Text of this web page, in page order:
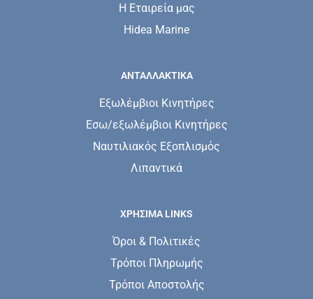
Η Εταιρεία μας
Hidea Marine
ΑΝΤΑΛΛΑΚΤΙΚΑ
Εξωλέμβιοι Κινητήρες
Εσω/εξωλέμβιοι Κινητήρες
Ναυτιλιακός Εξοπλισμός
Λιπαντικά
ΧΡΗΣΙΜΑ LINKS
Όροι & Πολιτικές
Τρόποι Πληρωμής
Τρόποι Αποστολής